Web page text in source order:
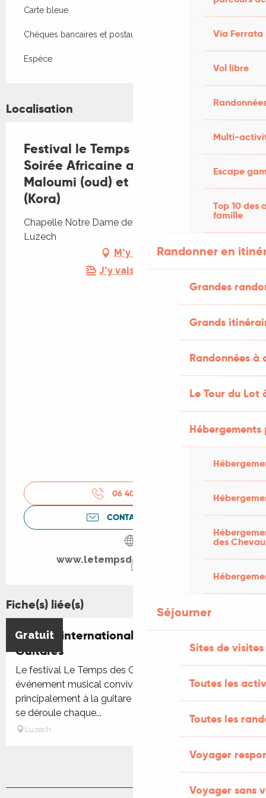
Via Ferrata
Vol libre
Multi-
Escape
Top 10 des
famille
Randonner en
Grandes
Grands
Randonnées
Le Tour du Lot
des
Séjourner
Sites de visites
Toutes les
Toutes les
Voyager
Voyager sans
Carte bleue
Chèques bancaires et postaux
Espèce
Localisation
Festival le Temps des Guitares :
Soirée Africaine avec Driss El
Maloumi (oud) et Lamine Cissokho
(Kora)
Chapelle Notre Dame de l'Île, Route de l'Île, 46140
Luzech
M'y rendre
J'y vais en train !
06 40 66 64
CONTACTEZ-NOUS
www.letempsdesguitares.com
Fiche(s) liée(s)
Gratuit
Festival international le Temps des
Guitares
Le festival Le Temps des Guitares à Luzech est un
événement musical convivial et chaleureux, dédié
principalement à la guitare sous toutes ses formes. Il
se déroule chaque...
Luzech
Réservable